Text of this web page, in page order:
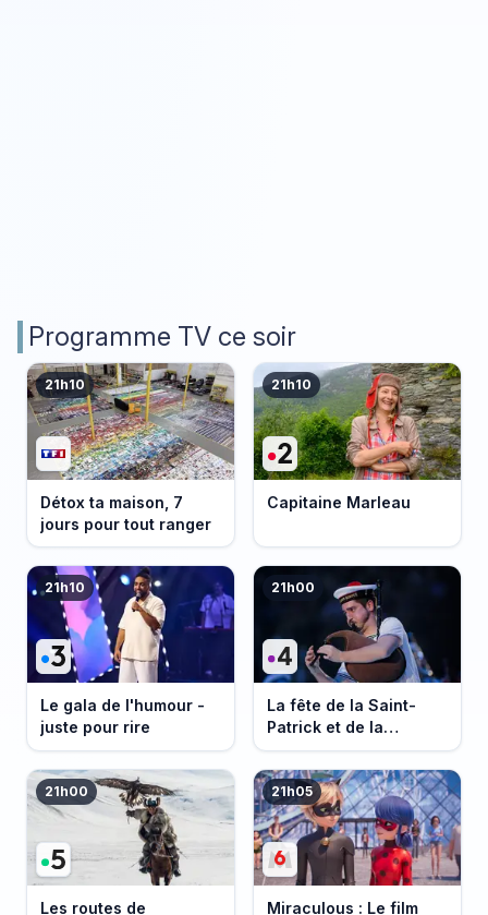
Programme TV ce soir
21h10
Détox ta maison, 7
jours pour tout ranger
21h10
Capitaine Marleau
21h10
Le gala de l'humour -
juste pour rire
21h00
La fête de la Saint-
Patrick et de la
Bretagne
21h00
Les routes de
21h05
Miraculous : Le film